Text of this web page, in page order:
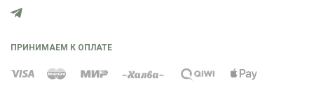
ПРИНИМАЕМ К ОПЛАТЕ